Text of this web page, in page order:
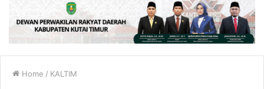
Home / KALTIM